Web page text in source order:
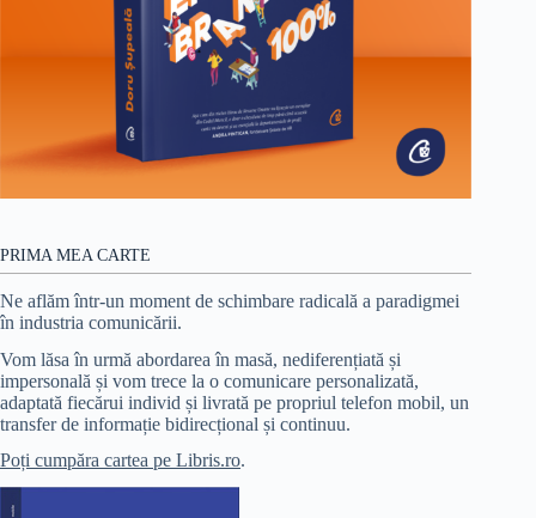
PRIMA MEA CARTE
Ne aflăm într-un moment de schimbare radicală a paradigmei
în industria comunicării.
Vom lăsa în urmă abordarea în masă, nediferențiată și
impersonală și vom trece la o comunicare personalizată,
adaptată fiecărui individ și livrată pe propriul telefon mobil, un
transfer de informație bidirecțional și continuu.
Poți cumpăra cartea pe Libris.ro.